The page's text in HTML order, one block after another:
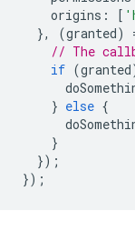
origins : [
},
(granted)
// The
if (granted
} else {
}
});
});